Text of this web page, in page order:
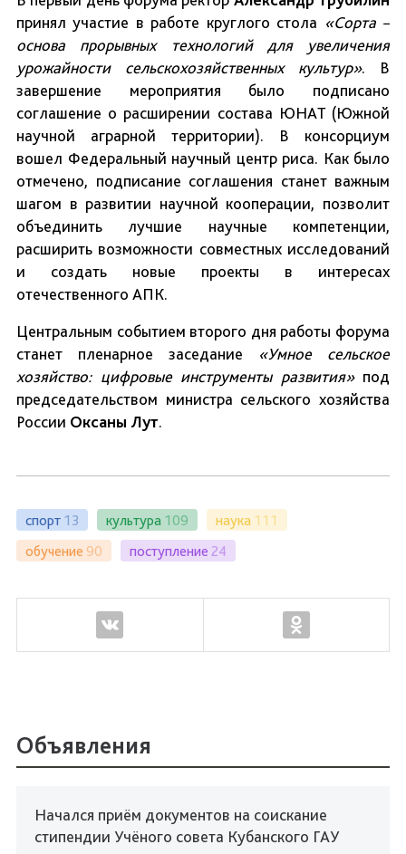
принял участие в работе круглого стола «Сорта –
основа прорывных технологий для увеличения
урожайности сельскохозяйственных культур». В
завершение мероприятия было подписано
соглашение о расширении состава ЮНАТ (Южной
научной аграрной территории). В консорциум
вошел Федеральный научный центр риса. Как было
отмечено, подписание соглашения станет важным
шагом в развитии научной кооперации, позволит
объединить лучшие научные компетенции,
расширить возможности совместных исследований
и создать новые проекты в интересах
отечественного АПК.
Центральным событием второго дня работы форума
станет пленарное заседание «Умное сельское
хозяйство: цифровые инструменты развития» под
председательством министра сельского хозяйства
России Оксаны Лут.
спорт 13 культура 109 наука 111
обучение 90 поступление 24
Объявления
Начался приём документов на соискание
стипендии Учёного совета Кубанского ГАУ